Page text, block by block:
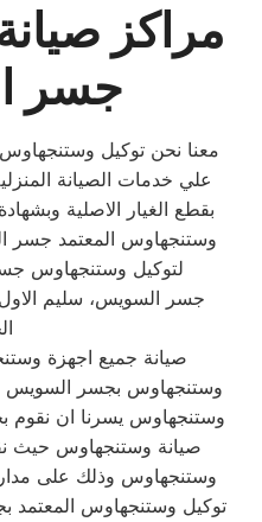
مراكز
جسر
معنا نحن توكيل
علي خدمات الصيانة
بقطع الغيار الاصلية
وستنجهاوس المعتمد
لتوكيل وستنجهاوس جسر
جسر السويس، سليم
صيانة جميع اجهزة
وستنجهاوس بجسر السويس
وستنجهاوس يسرنا ان نقوم
صيانة وستنجهاوس حيث
وستنجهاوس وذلك على
توكيل وستنجهاوس المعتمد